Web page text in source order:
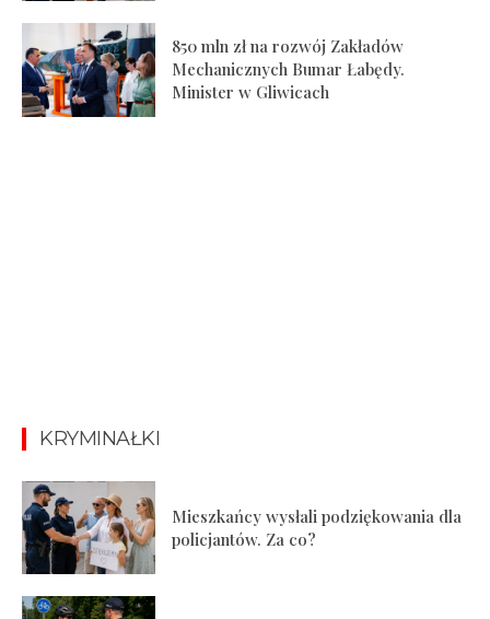
850 mln zł na rozwój Zakładów
Mechanicznych Bumar Łabędy.
Minister w Gliwicach
KRYMINAŁKI
Mieszkańcy wysłali podziękowania dla
policjantów. Za co?